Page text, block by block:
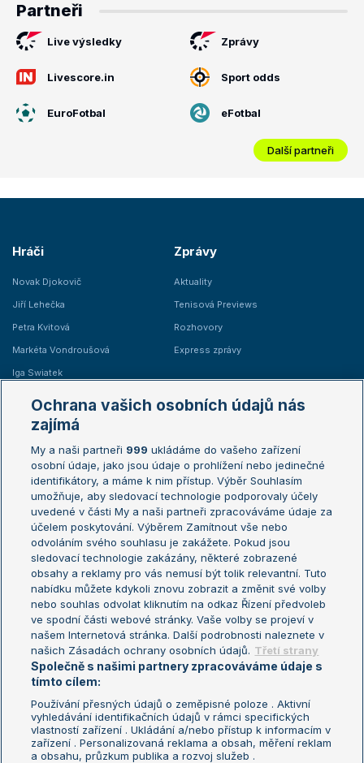
Partneři
Live výsledky Zprávy
Livescore.in Sport odds
EuroFotbal eFotbal
Další partneři
Hráči
Novak Djokovič
Jiří Lehečka
Petra Kvitová
Markéta Vondroušová
Iga Swiatek
Zprávy
Aktuality
Tenisová Previews
Rozhovory
Express zprávy
Žebříčky
Žebříček ATP (muži)
Žebříček WTA (ženy)
Sázkařský žebříček
Australian Open
French Open
Wimbledon
US Open
Turnaj mistrů
Turnaj mistryň
Aktualní trendy
Fotbalové přestupy
Livesport Daily
LS Prague Open
Podmínky užití
Nastavení soukromí
GDPR a žurnalistika
Reklama
Ochrana vašich osobních údajů nás
zajímá
My a naši partneři 999 ukládáme do vašeho zařízení
osobní údaje, jako jsou údaje o prohlížení nebo jedinečné
identifikátory, a máme k nim přístup. Výběr Souhlasím
umožňuje, aby sledovací technologie podporovaly účely
uvedené v části My a naši partneři zpracováváme údaje za
účelem poskytování. Výběrem Zamítnout vše nebo
odvoláním svého souhlasu je zakážete. Pokud jsou
sledovací technologie zakázány, některé zobrazené
obsahy a reklamy pro vás nemusí být tolik relevantní. Tuto
nabídku můžete kdykoli znovu zobrazit a změnit své volby
nebo souhlas odvolat kliknutím na odkaz Řízení předvoleb
ve spodní části webové stránky. Vaše volby se projeví v
našem Internetová stránka. Další podrobnosti naleznete v
našich Zásadách ochrany osobních údajů. Třetí strany
Společně s našimi partnery zpracováváme údaje s
tímto cílem:
Používání přesných údajů o zeměpisné poloze . Aktivní
vyhledávání identifikačních údajů v rámci specifických
vlastností zařízení . Ukládání a/nebo přístup k informacím v
zařízení . Personalizovaná reklama a obsah, měření reklam
a obsahu, průzkum publika a rozvoj služeb .